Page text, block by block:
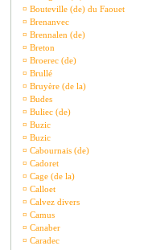
¤ Bouteville (de) du Faouet
¤ Brenanvec
¤ Brennalen (de)
¤ Breton
¤ Broerec (de)
¤ Brullé
¤ Bruyère (de la)
¤ Budes
¤ Buliec (de)
¤ Buzic
¤ Buzic
¤ Cabournais (de)
¤ Cadoret
¤ Cage (de la)
¤ Calloet
¤ Calvez divers
¤ Camus
¤ Canaber
¤ Caradec